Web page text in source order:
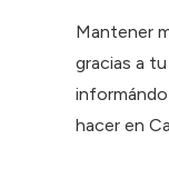
Mantener
gracias a
hacer en